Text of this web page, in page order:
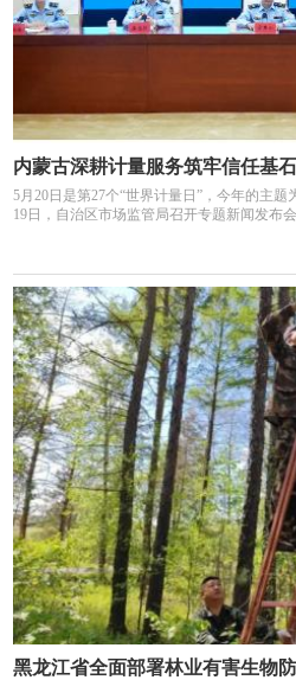
内蒙古深耕计量服务筑牢信任基石
5月20日是第27个“世界计量日”，今年的主题
19日，自治区市场监管局召开专题新闻发布
黑龙江省全面部署林业有害生物